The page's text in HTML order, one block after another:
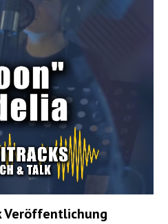
Veröffentlichung